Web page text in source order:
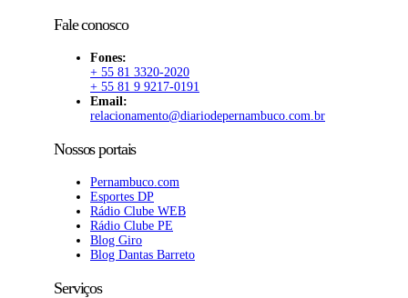
Fale conosco
Fones:
+ 55 81 3320-2020
+ 55 81 9 9217-0191
Email:
relacionamento@diariodepernambuco.com.br
Nossos portais
Pernambuco.com
Esportes DP
Rádio Clube WEB
Rádio Clube PE
Blog Giro
Blog Dantas Barreto
Serviços